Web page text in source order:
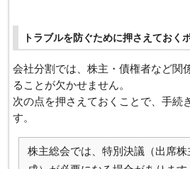
トラブルを防ぐために押さえておく
会社分割では、株主・債権者など関
ることが欠かせません。
次の点を押さえておくことで、手続
す。
株主総会では、特別決議（出席